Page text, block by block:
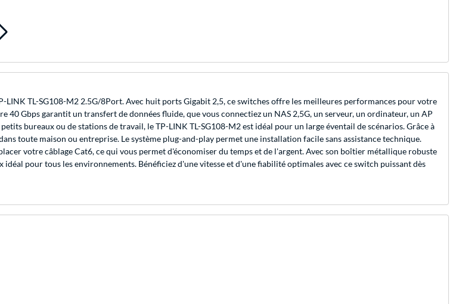
TL-SG108-M2 2.5G/8Port. Avec huit ports Gigabit 2,5, ce switches offre les meilleures performances pour votre
Gbps garantit un transfert de données fluide, que vous connectiez un NAS 2,5G, un serveur, un ordinateur, un AP
bureaux ou de stations de travail, le TP-LINK TL-SG108-M2 est idéal pour un large éventail de scénarios. Grâce à
toute maison ou entreprise. Le système plug-and-play permet une installation facile sans assistance technique.
votre câblage Cat6, ce qui vous permet d'économiser du temps et de l'argent. Avec son boîtier métallique robuste
pour tous les environnements. Bénéficiez d'une vitesse et d'une fiabilité optimales avec ce switch puissant dès